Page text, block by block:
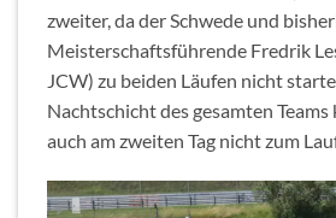
zweiter, da der Schwede und
Meisterschaftsführende Fredrik
JCW) zu beiden Läufen nicht
Nachtschicht des gesamten Teams
auch am zweiten Tag nicht zum